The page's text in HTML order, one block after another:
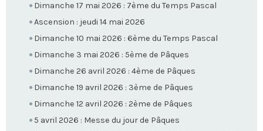
Dimanche 17 mai 2026 : 7ème du Temps Pascal
Ascension : jeudi 14 mai 2026
Dimanche 10 mai 2026 : 6ème du Temps Pascal
Dimanche 3 mai 2026 : 5ème de Pâques
Dimanche 26 avril 2026 : 4ème de Pâques
Dimanche 19 avril 2026 : 3ème de Pâques
Dimanche 12 avril 2026 : 2ème de Pâques
5 avril 2026 : Messe du jour de Pâques